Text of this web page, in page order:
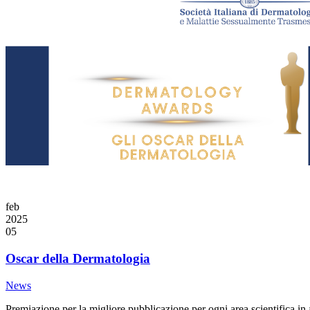
feb
2025
05
Oscar della Dermatologia
News